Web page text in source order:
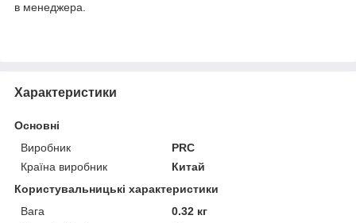
в менеджера.
Характеристики
Основні
Виробник
PRC
Країна виробник
Китай
Користувальницькі характеристики
Вага
0.32 кг